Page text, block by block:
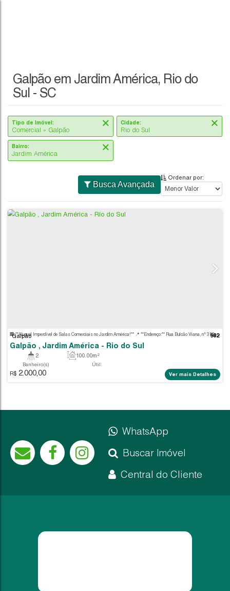
Galpão em Jardim América, Rio do
Sul - SC
Tipo de Imóvel:
Comercial » Galpão
Cidade:
Bairro:
Busca Avançada
Ordenar por:
Galpão , Jardim América - Rio do Sul
R$2.000,00
2
Banheiro(s) Útil:
WhatsApp
Buscar Imóvel
Central do Cliente